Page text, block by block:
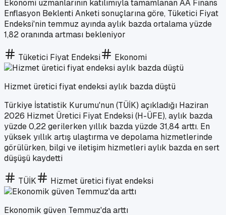
Ekonomi uzmanlarının katılımıyla tamamlanan AA Finans
Enflasyon Beklenti Anketi sonuçlarına göre, Tüketici Fiyat
Endeksi'nin temmuz ayında aylık bazda ortalama yüzde
1,82 oranında artması bekleniyor
Tüketici Fiyat Endeksi Ekonomi
Hizmet üretici fiyat endeksi aylık bazda düştü
Türkiye İstatistik Kurumu'nun (TÜİK) açıkladığı Haziran
2026 Hizmet Üretici Fiyat Endeksi (H-ÜFE), aylık bazda
yüzde 0,22 gerilerken yıllık bazda yüzde 31,84 arttı. En
yüksek yıllık artış ulaştırma ve depolama hizmetlerinde
görülürken, bilgi ve iletişim hizmetleri aylık bazda en sert
düşüşü kaydetti
TÜİK Hizmet üretici fiyat endeksi
Ekonomik güven Temmuz'da arttı